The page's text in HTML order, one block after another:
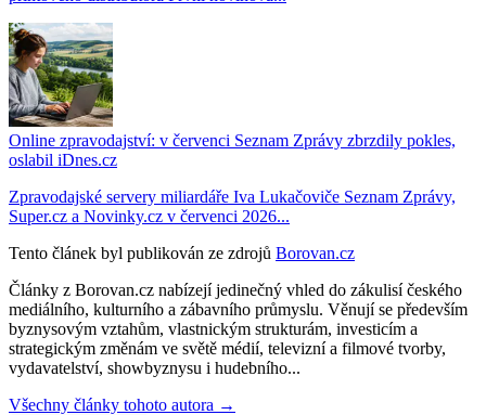
Online zpravodajství: v červenci Seznam Zprávy zbrzdily pokles,
oslabil iDnes.cz
Zpravodajské servery miliardáře Iva Lukačoviče Seznam Zprávy,
Super.cz a Novinky.cz v červenci 2026...
Tento článek byl publikován ze zdrojů Borovan.cz
Články z Borovan.cz nabízejí jedinečný vhled do zákulisí českého
mediálního, kulturního a zábavního průmyslu. Věnují se především
byznysovým vztahům, vlastnickým strukturám, investicím a
strategickým změnám ve světě médií, televizní a filmové tvorby,
vydavatelství, showbyznysu i hudebního...
Všechny články tohoto autora →